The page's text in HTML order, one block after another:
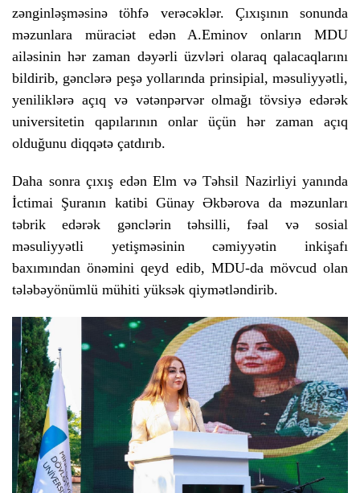
zənginləşməsinə töhfə verəcəklər. Çıxışının sonunda
məzunlara müraciət edən A.Eminov onların MDU
ailəsinin hər zaman dəyərli üzvləri olaraq qalacaqlarını
bildirib, gənclərə peşə yollarında prinsipial, məsuliyyətli,
yeniliklərə açıq və vətənpərvər olmağı tövsiyə edərək
universitetin qapılarının onlar üçün hər zaman açıq
olduğunu diqqətə çatdırıb.
Daha sonra çıxış edən Elm və Təhsil Nazirliyi yanında
İctimai Şuranın katibi Günay Əkbərova da məzunları
təbrik edərək gənclərin təhsilli, fəal və sosial
məsuliyyətli yetişməsinin cəmiyyətin inkişafı
baxımından önəmini qeyd edib, MDU-da mövcud olan
tələbəyönümlü mühiti yüksək qiymətləndirib.